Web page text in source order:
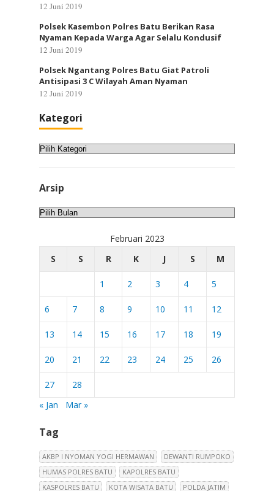
12 Juni 2019
Polsek Kasembon Polres Batu Berikan Rasa
Nyaman Kepada Warga Agar Selalu Kondusif
12 Juni 2019
Polsek Ngantang Polres Batu Giat Patroli
Antisipasi 3 C Wilayah Aman Nyaman
12 Juni 2019
Kategori
Kategori
Arsip
Arsip
Februari 2023
S
S R K J S M
1 2 3 4 5
6 7 8 9 10 11 12
13 14 15 16 17 18 19
20 21 22 23 24 25 26
27
28
« Jan
Mar »
Tag
AKBP I NYOMAN YOGI HERMAWAN
DEWANTI RUMPOKO
HUMAS POLRES BATU
KAPOLRES BATU
KASPOLRES BATU
KOTA WISATA BATU POLDA JATIM